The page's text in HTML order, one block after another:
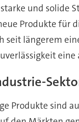
starke und
Produkte für
seit längerem
Produkte sind